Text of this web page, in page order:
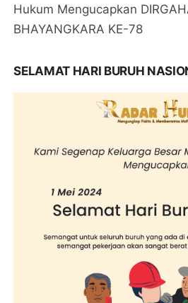
Hukum Mengucapkan
BHAYANGKARA KE-78
SELAMAT HARI BURUH